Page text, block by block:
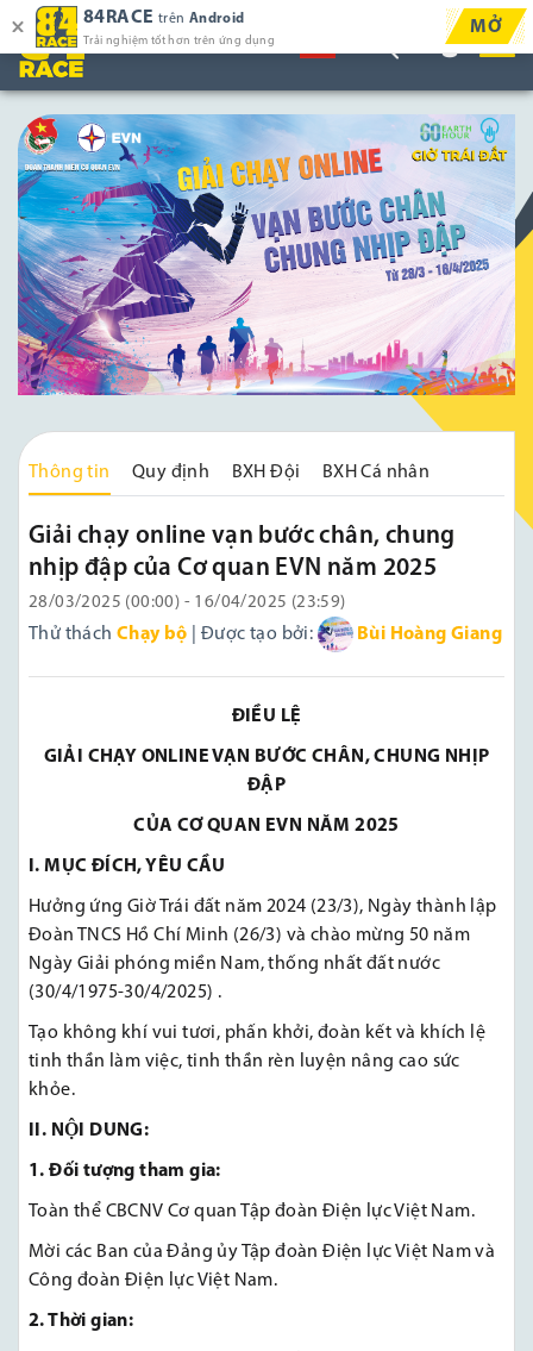
Thông tin Quy định BXH Đội BXH Cá nhân
Giải chạy online vạn bước chân, chung
nhịp đập của Cơ quan EVN năm 2025
28/03/2025 (00:00) - 16/04/2025 (23:59)
Thử thách Chạy bộ | Được tạo bởi: Bùi Hoàng Giang
ĐIỀU LỆ
GIẢI CHẠY ONLINEVẠN BƯỚC CHÂN, CHUNG NHỊP
ĐẬP
CỦA CƠ QUAN EVN NĂM 2025
I. MỤC ĐÍCH, YÊU CẦU
Hưởng ứng Giờ Trái đất năm 2024 (23/3), Ngày thành lập
Đoàn TNCS Hồ Chí Minh (26/3) và chào mừng 50 năm
Ngày Giải phóng miền Nam, thống nhất đất nước
(30/4/1975-30/4/2025) .
Tạo không khí vui tươi, phấn khởi, đoàn kết và khích lệ
tinh thần làm việc, tinh thần rèn luyện nâng cao sức
khỏe.
II. NỘI DUNG:
1. Đối tượng tham gia:
Toàn thể CBCNV Cơ quan Tập đoàn Điện lực Việt Nam.
Mời các Ban của Đảng ủy Tập đoàn Điện lực Việt Nam và
Công đoàn Điện lực Việt Nam.
2. Thời gian:
84RACE trên Android
Trải nghiệm tốt hơn trên ứng dụng
MỞ